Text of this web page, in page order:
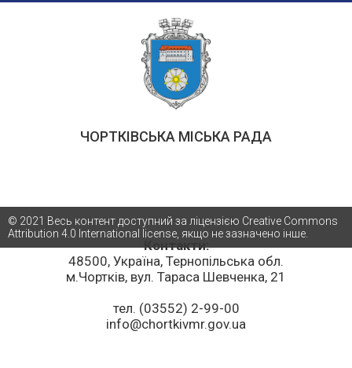
ЧОРТКІВСЬКА МІСЬКА РАДА
Контакти:
48500, Україна, Тернопільська обл.
м.Чортків, вул. Тараса Шевченка, 21
тел. (03552) 2-99-00
info@chortkivmr.gov.ua
© 2021 Весь контент доступний за ліцензією Creative Commons
Attribution 4.0 International license, якщо не зазначено інше.